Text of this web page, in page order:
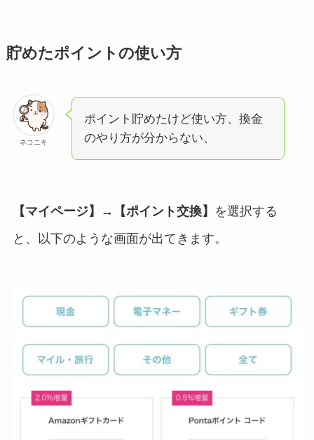
貯めたポイントの使い方
ネコニキ
ポイント貯めたけど使い方、換金
のやり方が分からない、
【マイページ】→【ポイント交換】
を選択する
と、以下のような画面が出てきます。